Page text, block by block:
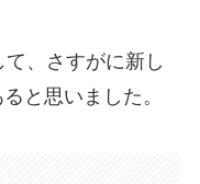
、さすがに新し
と思いました。